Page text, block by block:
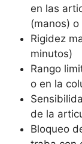
en las
(manos)
Rigidez
minutos)
Rango
o en la
de la
Bloqueo